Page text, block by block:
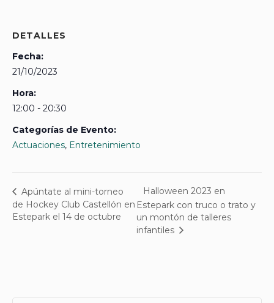
DETALLES
Fecha:
21/10/2023
Hora:
12:00 - 20:30
Categorías de Evento:
Actuaciones, Entretenimiento
Apúntate al mini-torneo
de Hockey Club Castellón en
Estepark el 14 de octubre
Halloween 2023 en
Estepark con truco o trato y
un montón de talleres
infantiles